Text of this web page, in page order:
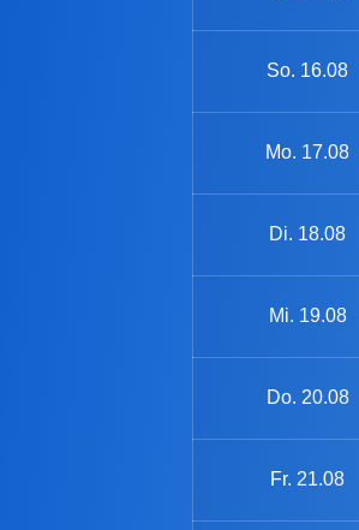
So. 16.08
Mo. 17.08
Di. 18.08
Mi. 19.08
Do. 20.08
Fr. 21.08